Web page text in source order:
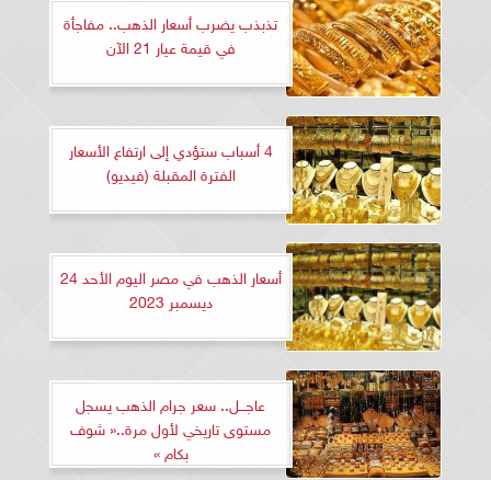
تذبذب يضرب أسعار الذهب.. مفاجأة
في قيمة عيار 21 الآن
4 أسباب ستؤدي إلى ارتفاع الأسعار
الفترة المقبلة (فيديو)
أسعار الذهب في مصر اليوم الأحد 24
ديسمبر 2023
عاجـــل.. سعر جرام الذهب يسجل
مستوى تاريخي لأول مرة..« شوف
بكام »